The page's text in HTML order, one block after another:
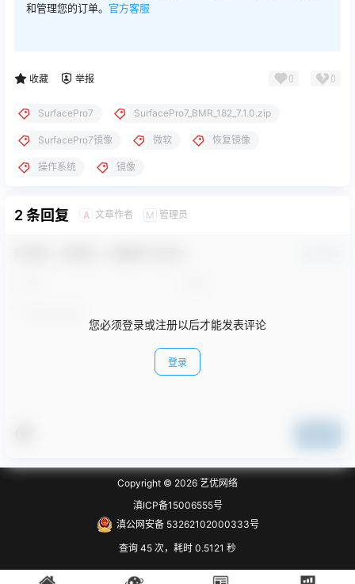
和管理您的订单。 官方客服
收藏 举报 0 0
SurfacePro7 SurfacePro7_BMR_182_7.1.0.zip
SurfacePro7镜像 微软 恢复镜像
操作系统 镜像
2 条回复 A 文章作者 M 管理员
您必须登录或注册以后才能发表评论
登录
Copyright © 2026 艺优网络
滇ICP备15006555号
滇公网安备 53262102000333号
查询 45 次，耗时 0.5121 秒